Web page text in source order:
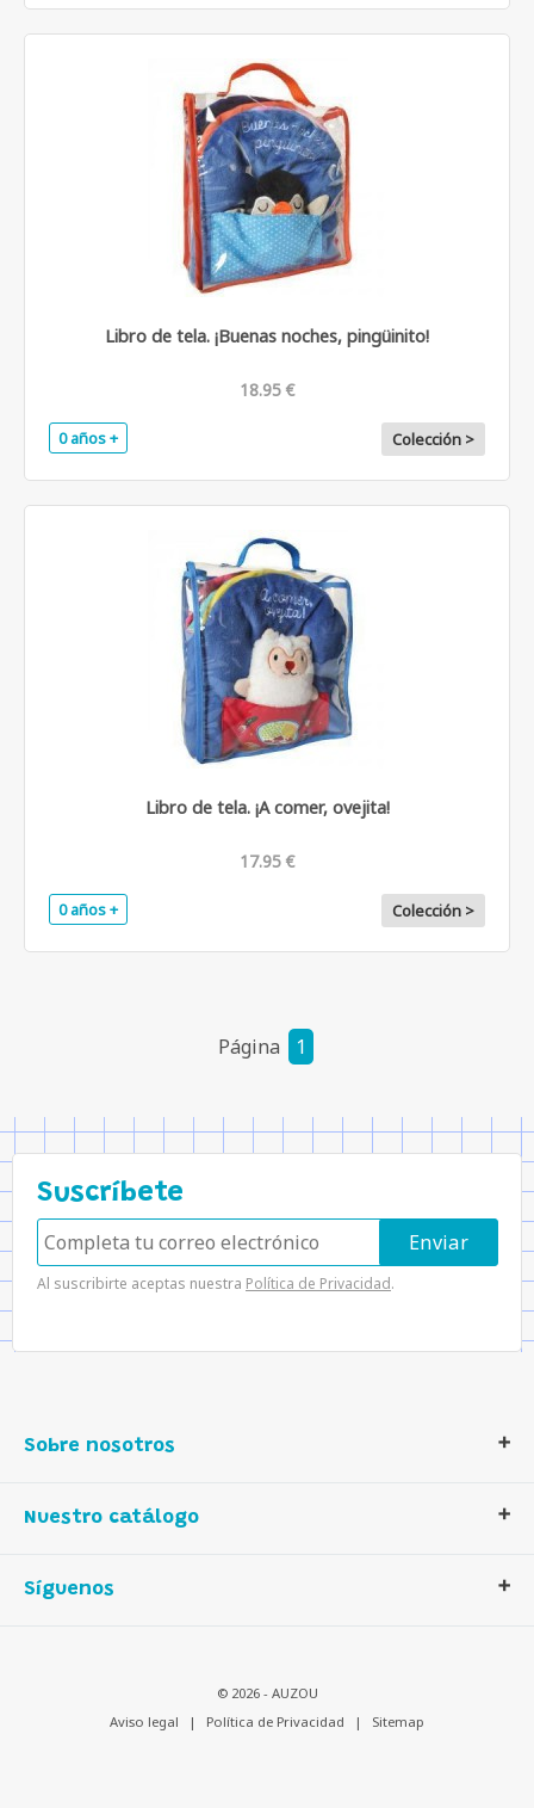
Libro de tela. ¡Buenas noches, pingüinito!
18.95 €
0 años + Colección >
Libro de tela. ¡A comer, ovejita!
17.95 €
0 años + Colección >
Página 1
Suscríbete
Al suscribirte aceptas nuestra Política de Privacidad.
Sobre nosotros
Quiénes somos
Nuestros valores
Nuestro catálogo
Actividades
Síguenos
© 2026 - AUZOU
Aviso legal
| Política de Privacidad | Sitemap